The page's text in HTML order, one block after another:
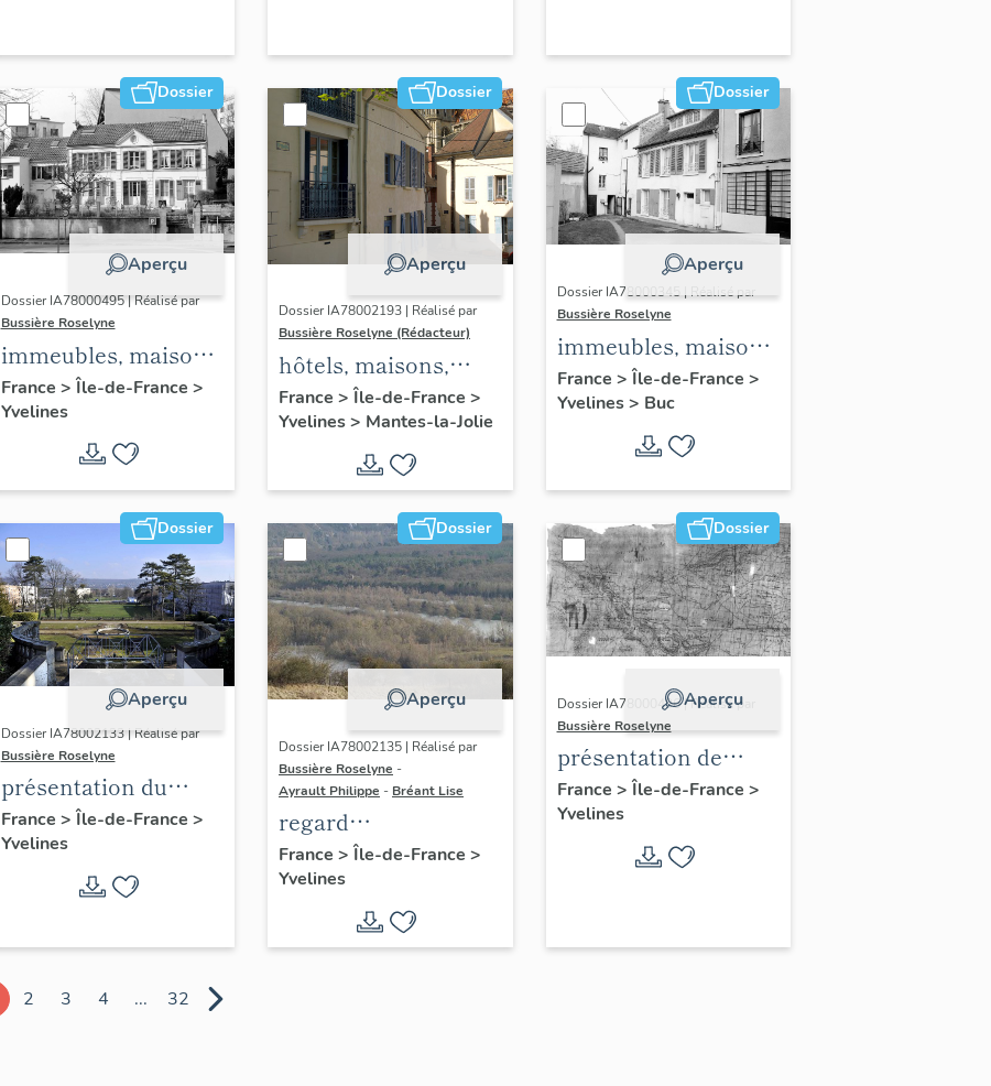
Dossier
Aperçu
Dossier IA78000495 | Réalisé par
Bussière Roselyne
immeubles, maisons,
fermes
France > Île-de-France >
Yvelines
Dossier
Aperçu
Dossier IA78002193 | Réalisé par
Bussière Roselyne (Rédacteur)
hôtels, maisons,
immeubles
France > Île-de-France >
Yvelines> Mantes-la-Jolie
Dossier
Aperçu
Dossier IA78000345 | Réalisé par
Bussière Roselyne
immeubles, maisons,
fermes
France > Île-de-France >
Yvelines> Buc
Dossier
Aperçu
Dossier IA78002133 | Réalisé par
Bussière Roselyne
présentation du
diagnostic
patrimonial, urbain
et paysager de Seine-
France > Île-de-France >
Yvelines
Dossier
Aperçu
Dossier IA78002135 | Réalisé par
Bussière Roselyne -
Ayrault Philippe - Bréant Lise
regard
photographique sur
le territoire de Seine-
France > Île-de-France >
Yvelines
Dossier
Aperçu
Dossier IA78000496 | Réalisé par
Bussière Roselyne
présentation de
l'étude du
patrimoine de l'aire
d'étude Versailles
périphérie sud
France > Île-de-France >
Yvelines
2 3 4 ... 32